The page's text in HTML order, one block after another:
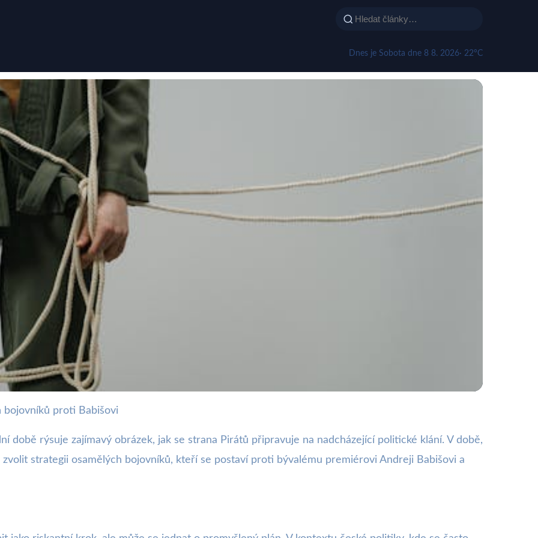
Dnes je Sobota dne 8 8. 2026· 22°C
na Izolaci v Nadcházejících Volbách
bojovníků proti Babišovi
době rýsuje zajímavý obrázek, jak se strana Pirátů připravuje na nadcházející politické klání. V době,
zvolit strategii osamělých bojovníků, kteří se postaví proti bývalému premiérovi Andreji Babišovi a